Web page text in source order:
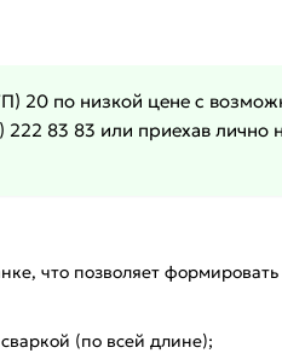
20 по низкой цене с
83 83 или приехав
что позволяет
(по всей длине);